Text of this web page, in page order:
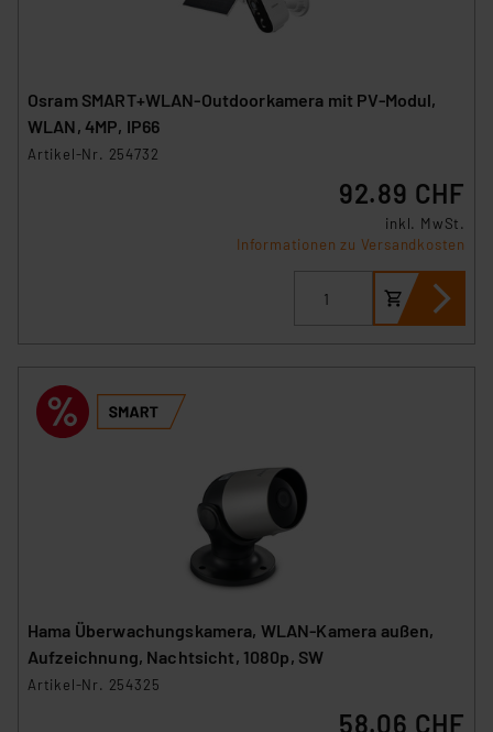
Osram SMART+WLAN-Outdoorkamera mit PV-Modul,
WLAN, 4MP, IP66
Artikel-Nr. 254732
92.89 CHF
inkl. MwSt.
Informationen zu Versandkosten
Hama Überwachungskamera, WLAN-Kamera außen,
Aufzeichnung, Nachtsicht, 1080p, SW
Artikel-Nr. 254325
58.06 CHF